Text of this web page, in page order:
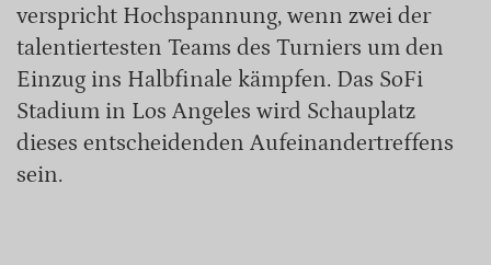
verspricht Hochspannung, wenn zwei der
talentiertesten Teams des Turniers um den
Einzug ins Halbfinale kämpfen. Das SoFi
Stadium in Los Angeles wird Schauplatz
dieses entscheidenden Aufeinandertreffens
sein.